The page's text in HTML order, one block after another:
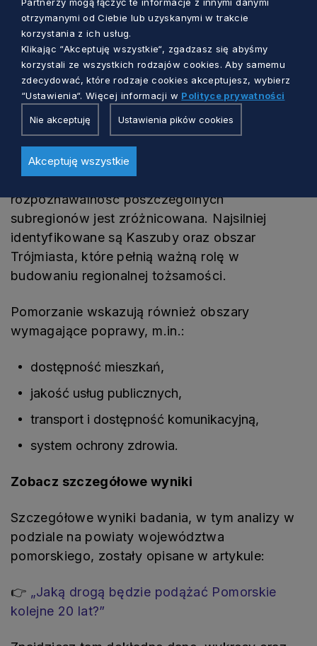
pracowite,
przedsiębiorcze,
otwarte na innych ludzi,
aktywne społecznie i zawodowo,
raczej tolerancyjne.
Badanie pokazało również, że choć mieszkańcy
czują silny związek z całym Pomorzem, to
rozpoznawalność poszczególnych
subregionów jest zróżnicowana. Najsilniej
identyfikowane są Kaszuby oraz obszar
Trójmiasta, które pełnią ważną rolę w
budowaniu regionalnej tożsamości.
Pomorzanie wskazują również obszary
wymagające poprawy, m.in.:
dostępność mieszkań,
jakość usług publicznych,
transport i dostępność komunikacyjną,
system ochrony zdrowia.
Zobacz szczegółowe wyniki
Szczegółowe wyniki badania, w tym analizy w
podziale na powiaty województwa
pomorskiego, zostały opisane w artykule:
👉 „Jaką drogą będzie podążać Pomorskie
kolejne 20 lat?”
otrzymanymi od Ciebie lub uzyskanymi w trakcie
korzystania z ich usług.
Klikając “Akceptuję wszystkie“, zgadzasz się abyśmy
korzystali ze wszystkich rodzajów cookies. Aby samemu
zdecydować, które rodzaje cookies akceptujesz, wybierz
“Ustawienia“. Więcej informacji w Polityce prywatności
Nie akceptuję Ustawienia pików cookies
Akceptuję wszystkie